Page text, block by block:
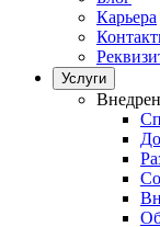
Карьера
Услуги